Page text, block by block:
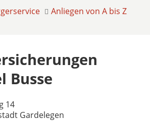
Anliegen von A bis Z
Busse
14
Gardelegen